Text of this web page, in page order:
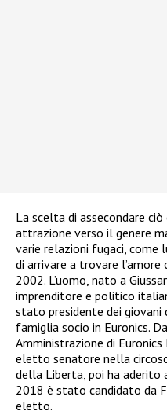
La scelta di assecondare
attrazione verso il genere
varie relazioni fugaci, come
di arrivare a trovare l’amore
2002. L’uomo, nato a
imprenditore e politico
stato presidente dei giovani
famiglia socio in Euronics.
Amministrazione di
eletto senatore nella
della Liberta, poi ha aderito
2018 è stato candidato da
eletto.